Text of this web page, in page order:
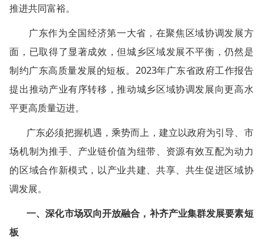
推进共同富裕。
广东作为全国经济第一大省，在聚焦区域协调发展方
面，已取得了显著成效，但城乡区域发展不平衡，仍然是
制约广东高质量发展的短板。2023年广东省政府工作报告
提出推动产业有序转移，推动城乡区域协调发展向更高水
平更高质量迈进。
广东必须把握机遇，乘势而上，建立以政府为引导、市
场机制为推手、产业链价值为纽带、资源有效互配为动力
的区域合作新模式，以产业共建、共享、共生促进区域协
调发展。
一、深化市场双向开放融合，补齐产业集群发展要素短
板